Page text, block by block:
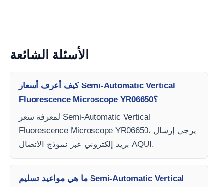
الأسئلة الشائعة
كيف أعرف أسعار Semi-Automatic Vertical
Fluorescence Microscope YR06650؟
لمعرفة سعر Semi-Automatic Vertical
Fluorescence Microscope YR06650، يرجى إرسال
بريد إلكتروني عبر نموذج الاتصال AQUI.
ما هي مواعيد تسليم Semi-Automatic Vertical